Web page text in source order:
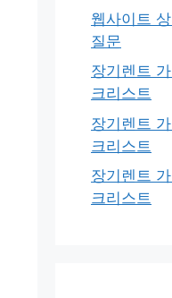
웹사이트
질문
장기렌트
크리스트
장기렌트
크리스트
장기렌트
크리스트